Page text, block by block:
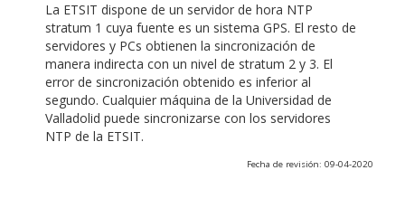
La ETSIT dispone de un servidor de hora NTP
stratum 1 cuya fuente es un sistema GPS. El resto de
servidores y PCs obtienen la sincronización de
manera indirecta con un nivel de stratum 2 y 3. El
error de sincronización obtenido es inferior al
segundo. Cualquier máquina de la Universidad de
Valladolid puede sincronizarse con los servidores
NTP de la ETSIT.
Fecha de revisión: 09-04-2020